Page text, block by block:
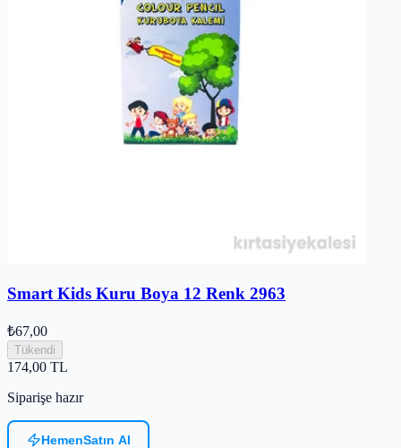
Smart Kids Kuru Boya 12 Renk 2963
₺67,00
Tükendi
174,00 TL
Siparişe hazır
HemenSatın Al